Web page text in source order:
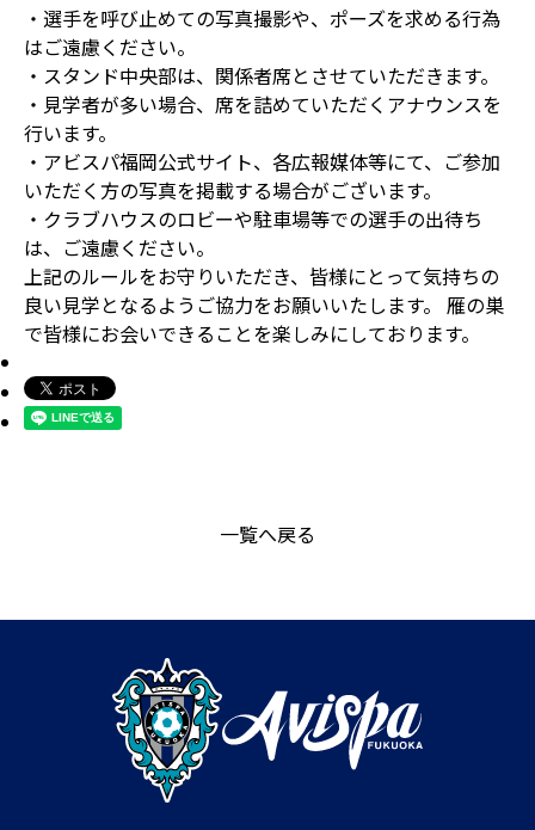
・選手を呼び止めての写真撮影や、ポーズを求める行為
はご遠慮ください。
・スタンド中央部は、関係者席とさせていただきます。
・見学者が多い場合、席を詰めていただくアナウンスを
行います。
・アビスパ福岡公式サイト、各広報媒体等にて、ご参加
いただく方の写真を掲載する場合がございます。
・クラブハウスのロビーや駐車場等での選手の出待ち
は、ご遠慮ください。
上記のルールをお守りいただき、皆様にとって気持ちの
良い見学となるようご協力をお願いいたします。 雁の巣
で皆様にお会いできることを楽しみにしております。
一覧へ戻る